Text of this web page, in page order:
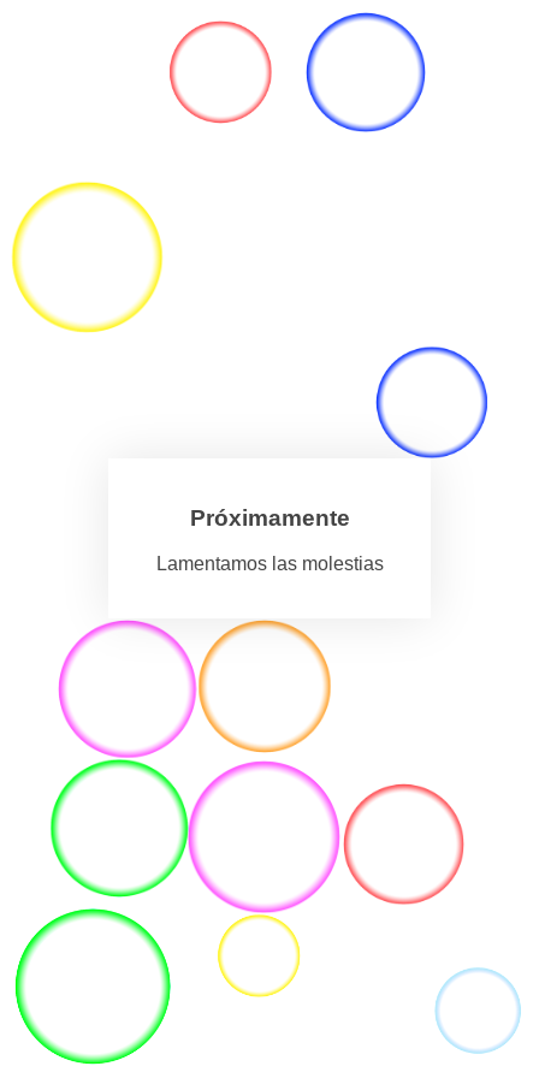
Próximamente
Lamentamos las molestias